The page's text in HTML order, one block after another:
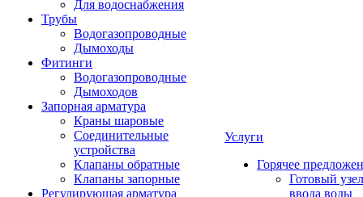
Для водоснабжения
Трубы
Водогазопроводные
Дымоходы
Фитинги
Водогазопроводные
Дымоходов
Запорная арматура
Краны шаровые
Соединительные
устройства
Клапаны обратные
Клапаны запорные
Регулирующая арматура
Услуги
Горячее
Готовый узел
ввода воды